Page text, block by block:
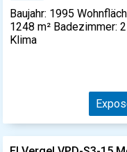
Baujahr: 1995
1248 m² Badezimmer:
Klima